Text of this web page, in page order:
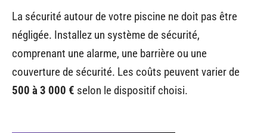
La sécurité autour de votre piscine ne doit pas être
négligée. Installez un système de sécurité,
comprenant une alarme, une barrière ou une
couverture de sécurité. Les coûts peuvent varier de
500 à 3 000 € selon le dispositif choisi.